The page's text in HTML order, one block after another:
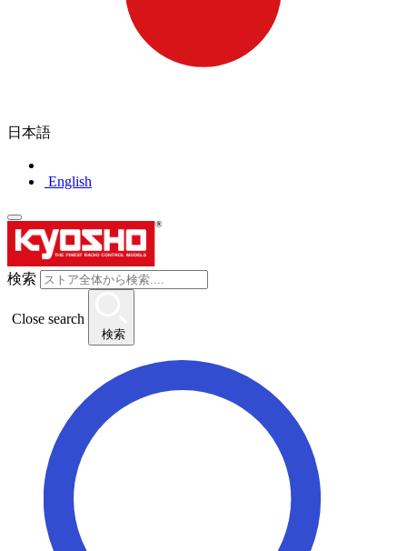
日本語
English
検索
Close search
検索